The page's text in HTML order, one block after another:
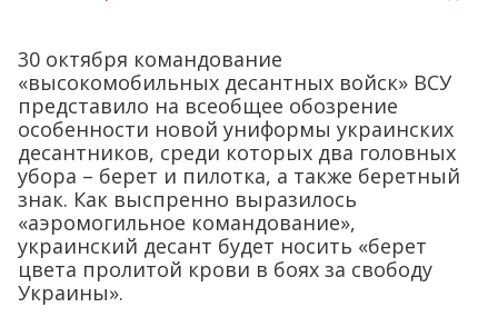
30 октября командование
«высокомобильных десантных войск» ВСУ
представило на всеобщее обозрение
особенности новой униформы украинских
десантников, среди которых два головных
убора – берет и пилотка, а также беретный
знак. Как выспренно выразилось
«аэромогильное командование»,
украинский десант будет носить «берет
цвета пролитой крови в боях за свободу
Украины».